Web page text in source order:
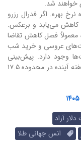
خواهند شد.
بهره. اگر فدرال رزرو
کاهش می‌یابد و برعکس.
معمولاً فصل کاهش تقاضا
عروسی و خرید شب
وجود دارد. پیش‌بینی
محتاطانه آن است که طلای ۱۸ عیار تا دو هفته آینده در محدوده ۱۷.۵
آزاد
انس جهانی طلا